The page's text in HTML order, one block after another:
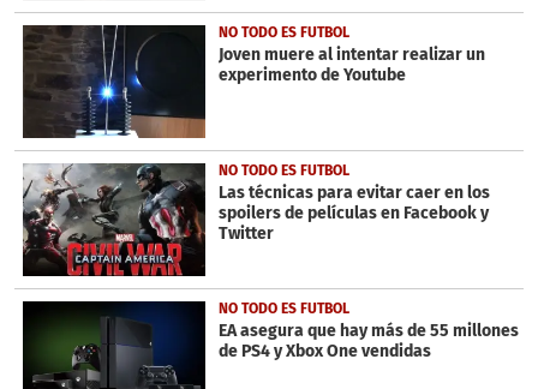
NO TODO ES FUTBOL
Joven muere al intentar realizar un
experimento de Youtube
NO TODO ES FUTBOL
Las técnicas para evitar caer en los
spoilers de películas en Facebook y
Twitter
NO TODO ES FUTBOL
EA asegura que hay más de 55 millones
de PS4 y Xbox One vendidas